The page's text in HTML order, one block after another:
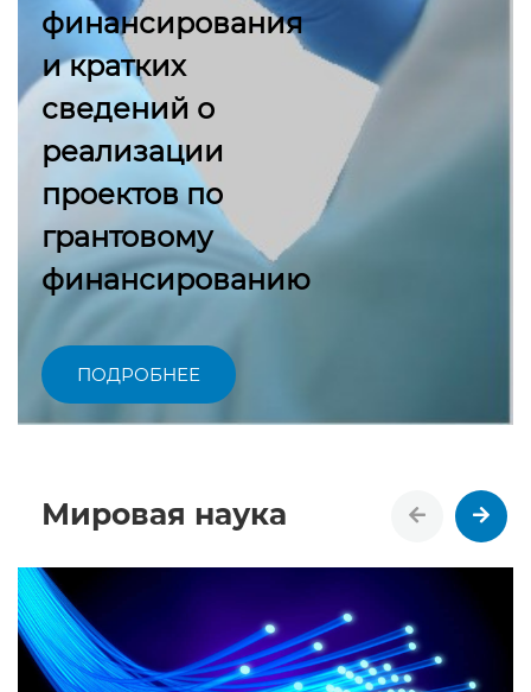
финансирования
и кратких
сведений о
реализации
проектов по
грантовому
финансированию
ПОДРОБНЕЕ
Мировая наука